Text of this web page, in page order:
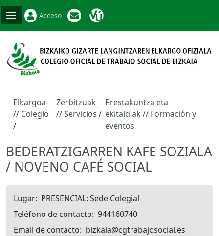
Acceso
Elkargoa
// Colegio
Zerbitzuak
// Servicios
Prestakuntza eta
ekitaldiak // Formación y
eventos
BEDERATZIGARREN KAFE SOZIALA
/ NOVENO CAFÉ SOCIAL
Lugar PRESENCIAL: Sede Colegial
Teléfono de contacto 944160740
Email de contacto
bizkaia@cgtrabajosocial.es